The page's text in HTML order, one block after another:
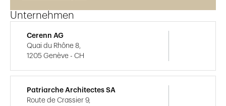
Unternehmen
Cerenn AG
Quai du Rhône 8,
1205 Genève - CH
Patriarche Architectes SA
Route de Crassier 9,